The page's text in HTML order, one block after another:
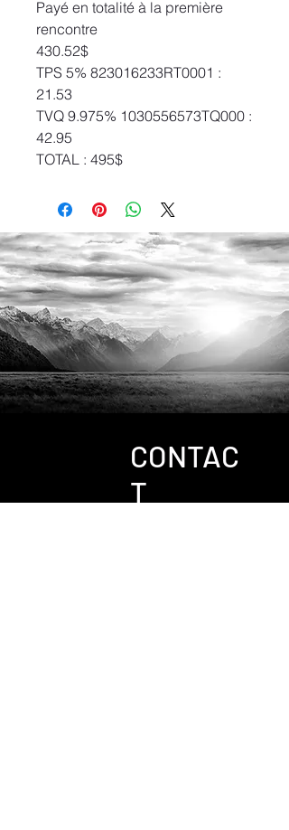
Payé en totalité à la première
rencontre
430.52$
TPS 5% 823016233RT0001 :
21.53
TVQ 9.975% 1030556573TQ000 :
42.95
TOTAL : 495$
CONTAC
T